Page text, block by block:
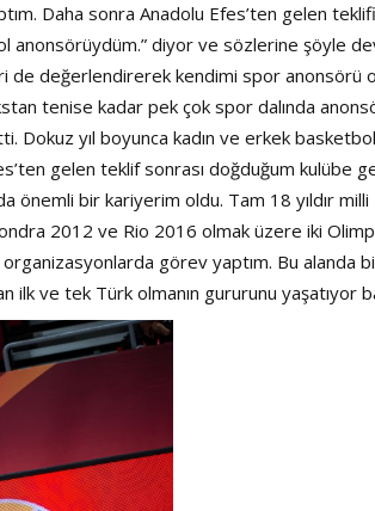
Daha sonra Anadolu Efes’ten gelen teklifi
anonsörüydüm.” diyor ve sözlerine şöyle
de değerlendirerek kendimi spor anonsörü
tenise kadar pek çok spor dalında
Dokuz yıl boyunca kadın ve erkek basketbol
gelen teklif sonrası doğduğum kulübe
önemli bir kariyerim oldu. Tam 18 yıldır milli
2012 ve Rio 2016 olmak üzere iki
görev yaptım. Bu alanda
ve tek Türk olmanın gururunu yaşatıyor